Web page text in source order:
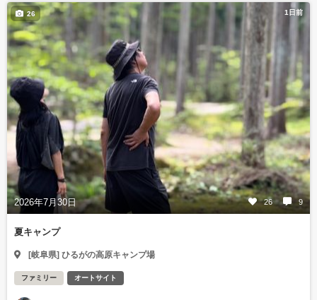
1日前
2026年7月30日 26 9
26
夏キャンプ
[岐阜県] ひるがの高原キャンプ場
ファミリー オートサイト